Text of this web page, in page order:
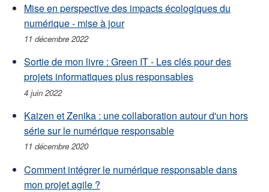
Mise en perspective des impacts écologiques du
numérique - mise à jour
11 décembre 2022
Sortie de mon livre : Green IT - Les clés pour des
projets informatiques plus responsables
4 juin 2022
Kaizen et Zenika : une collaboration autour d'un hors
série sur le numérique responsable
11 décembre 2020
Comment intégrer le numérique responsable dans
mon projet agile ?